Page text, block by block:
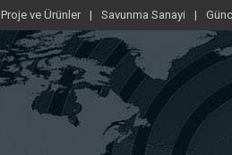
Proje ve Ürünler Savunma Sanayi